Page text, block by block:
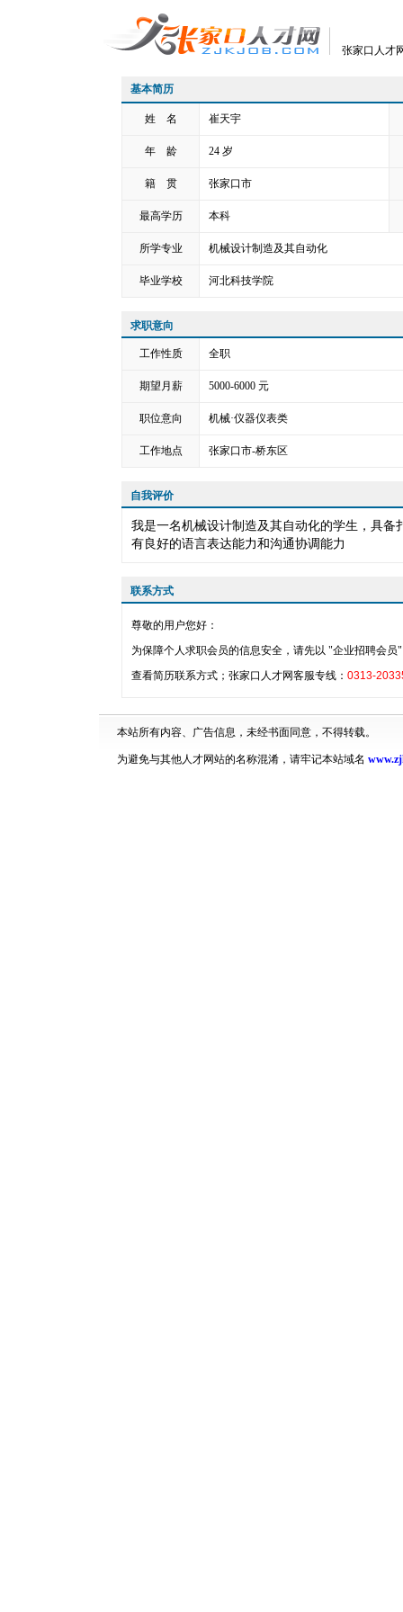
张家口人才
基本简历
姓 名 崔天宇
年 龄 24 岁
籍 贯 张家口市
最高学历 本科
所学专业 机械设计制造及其自动化
毕业学校 河北科技学院
求职意向
工作性质 全职
期望月薪 5000-6000 元
职位意向 机械·仪器仪表类
工作地点 张家口市-桥东区
自我评价
我是一名机械设计制造及其自动化的学生，具
有良好的语言表达能力和沟通协调能力
联系方式
尊敬的用户您好：
为保障个人求职会员的信息安全，请先以 "企业招聘会
查看简历联系方式；张家口人才网客服专线： 0313-
本站所有内容、广告信息，未经书面同意，不得转载。
为避免与其他人才网站的名称混淆，请牢记本站域名